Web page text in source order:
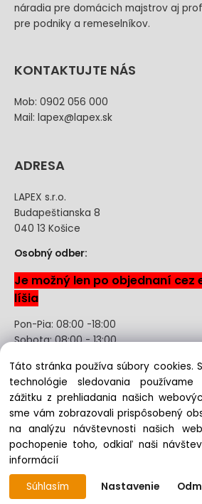
náradia pre domácich majstrov aj
pre podniky a remeselníkov.
KONTAKTUJTE NÁS
Mob: 0902 056 000
Mail: lapex@lapex.sk
ADRESA
LAPEX s.r.o.
Budapeštianska 8
040 13 Košice
Osobný odber:
Je možný len po objednaní cez
líšia
Pon-Pia: 08:00 -18:00
Sobota: 08:00 - 13:00
Odstúpenie od kúpnej zmluvy
registrácie
Copyright © 2022 lapex.sk, All
Táto stránka používa súbory cookies.
technológie sledovania
zážitku z prehliadania našich
sme vám zobrazovali prispôsobený
na analýzu návštevnosti našich
pochopenie toho, odkiaľ naši
informácií
Súhlasím
Nastavenie